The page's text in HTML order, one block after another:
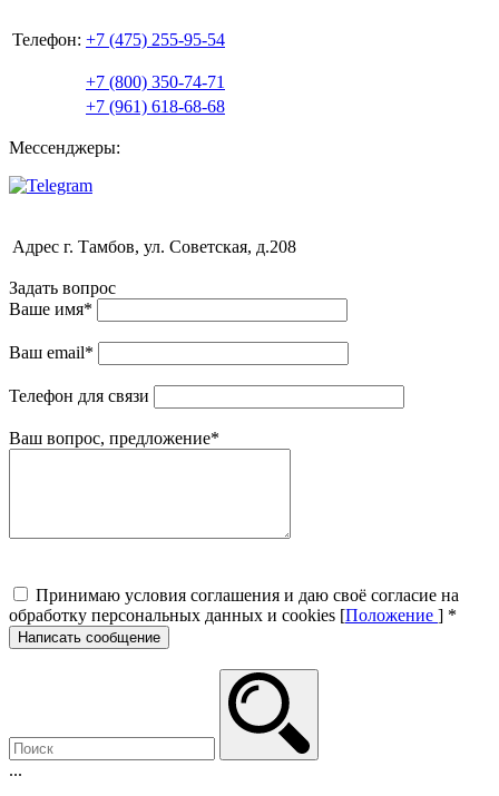
Телефон: +7 (475) 255-95-54
+7 (800) 350-74-71
+7 (961) 618-68-68
Мессенджеры:
Адрес г. Тамбов, ул. Советская, д.208
Задать вопрос
Ваше имя*
Ваш email*
Телефон для связи
Ваш вопрос, предложение*
Принимаю условия соглашения и даю своё согласие на
обработку персональных данных и cookies [Положение ] *
Написать сообщение
...